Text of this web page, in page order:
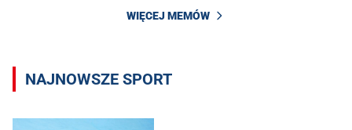
WIĘCEJ MEMÓW
NAJNOWSZE SPORT